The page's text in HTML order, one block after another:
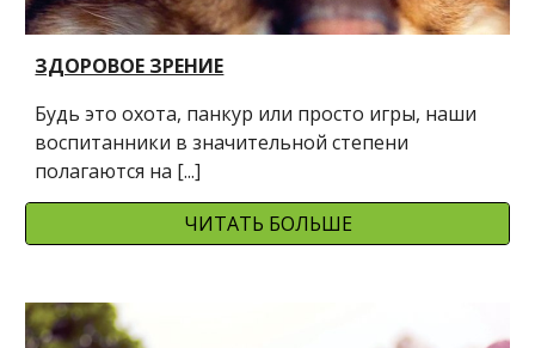
ЗДОРОВОЕ ЗРЕНИЕ
Будь это охота, панкур или просто игры, наши
воспитанники в значительной степени
полагаются на [...]
ЧИТАТЬ БОЛЬШЕ